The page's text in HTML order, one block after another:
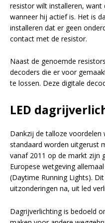
resistor wilt installeren,
wanneer hij actief is. Het is
installeren dat er geen
contact met de resistor.
Naast de genoemde
decoders die er voor
te lossen. Deze digitale
LED
Dankzij de talloze voordelen
standaard worden uitgerust
vanaf 2011 op de markt zijn
Europese wetgeving
(Daytime Running Lights).
uitzonderingen na, uit led
Dagrijverlichting is bedoeld